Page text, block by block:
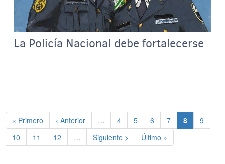
La Policía Nacional debe fortalecerse
Primera página
« Primero Página anterior
‹ Anterior … Página
4 Página
5 Página
6 Página
7 Página
8 Página
9
Página
10 Página
11 Página
12 … Siguiente página
Siguiente > Última página
Último »